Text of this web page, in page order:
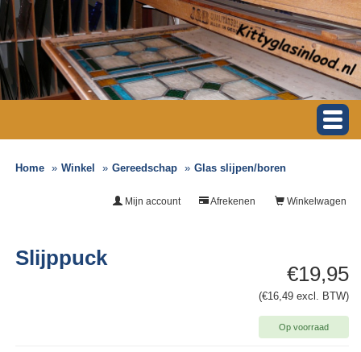
Home Winkel Gereedschap Glas slijpen/boren
Winkelwagen
Afrekenen
Mijn account
€19,95
(€16,49 excl. BTW)
Op voorraad
Slijppuck